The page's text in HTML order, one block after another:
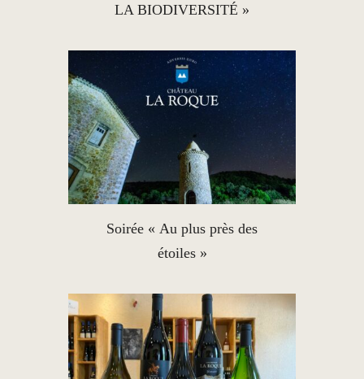
LA BIODIVERSITÉ »
Soirée « Au plus près des
étoiles »